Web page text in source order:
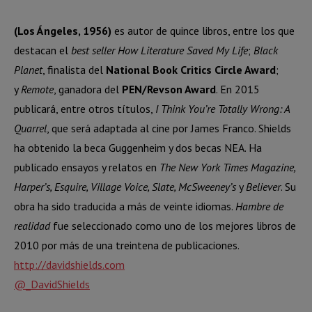
(Los Ángeles, 1956) es autor de quince libros, entre los que
destacan el best seller How Literature Saved My Life; Black
Planet, finalista del National Book Critics Circle Award;
yRemote, ganadora del PEN/Revson Award. En 2015
publicará, entre otros títulos, I Think You’re Totally Wrong: A
Quarrel, que será adaptada al cine por James Franco. Shields
ha obtenido la beca Guggenheim y dos becas NEA. Ha
publicado ensayos y relatos en The New York Times Magazine,
Harper’s, Esquire, Village Voice, Slate, McSweeney’s yBeliever. Su
obra ha sido traducida a más de veinte idiomas. Hambre de
realidadfue seleccionado como uno de los mejores libros de
2010 por más de una treintena de publicaciones.
http://davidshields.com
@_DavidShields